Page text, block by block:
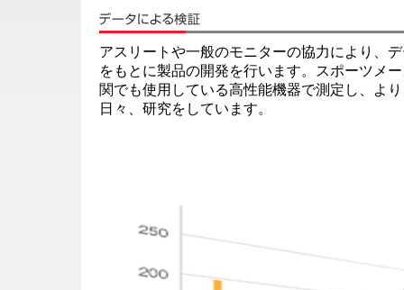
アスリートや一般のモニターの協力により、
をもとに製品の開発を行います。スポーツメ
関でも使用している高性能機器で測定し、よ
日々、研究をしています。